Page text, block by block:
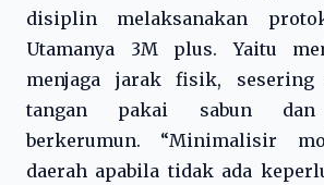
disiplin melaksanakan
Utamanya 3M plus. Yaitu
menjaga jarak fisik,
tangan pakai sabun dan
berkerumun. “Minimalisir
daerah apabila tidak ada